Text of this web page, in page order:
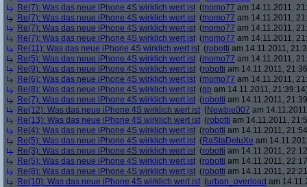
Re(7): Was das neue iPhone 4S wirklich wert ist (momo77 am 14.11.2011,
Re(7): Was das neue iPhone 4S wirklich wert ist (momo77 am 14.11.2011,
Re(7): Was das neue iPhone 4S wirklich wert ist (momo77 am 14.11.2011,
Re(7): Was das neue iPhone 4S wirklich wert ist (momo77 am 14.11.2011,
Re(11): Was das neue iPhone 4S wirklich wert ist (robotti am 14.11.2011,
Re(5): Was das neue iPhone 4S wirklich wert ist (momo77 am 14.11.2011,
Re(9): Was das neue iPhone 4S wirklich wert ist (robotti am 14.11.2011,
Re(6): Was das neue iPhone 4S wirklich wert ist (momo77 am 14.11.2011,
Re(8): Was das neue iPhone 4S wirklich wert ist (gp am 14.11.2011,
Re(7): Was das neue iPhone 4S wirklich wert ist (robotti am 14.11.2011,
Re(12): Was das neue iPhone 4S wirklich wert ist (Newbie007 am
Re(13): Was das neue iPhone 4S wirklich wert ist (robotti am 14.11.2011,
Re(4): Was das neue iPhone 4S wirklich wert ist (robotti am 14.11.2011,
Re(5): Was das neue iPhone 4S wirklich wert ist (RaStaDeluXe am
Re(3): Was das neue iPhone 4S wirklich wert ist (robotti am 14.11.2011,
Re(5): Was das neue iPhone 4S wirklich wert ist (robotti am 14.11.2011,
Re(8): Was das neue iPhone 4S wirklich wert ist (robotti am 14.11.2011,
Re(10): Was das neue iPhone 4S wirklich wert ist (urban_overload am